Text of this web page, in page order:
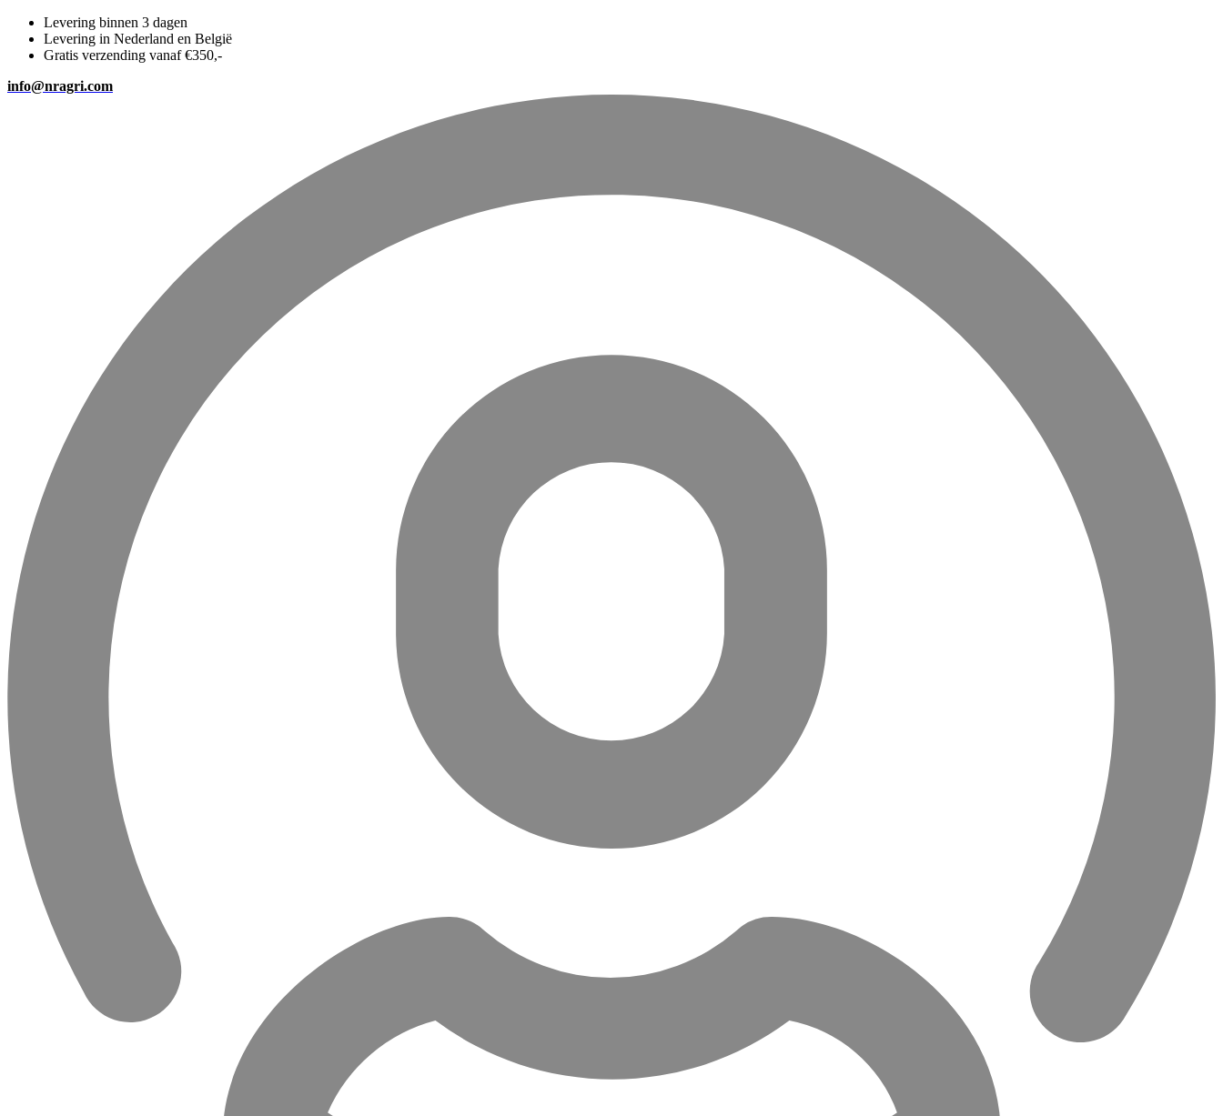
Levering binnen 3 dagen
Levering in Nederland en België
Gratis verzending vanaf €350,-
info@nragri.com